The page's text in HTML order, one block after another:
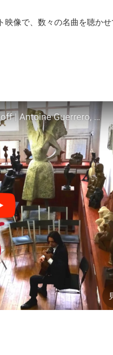
像で、数々の名曲を聴か